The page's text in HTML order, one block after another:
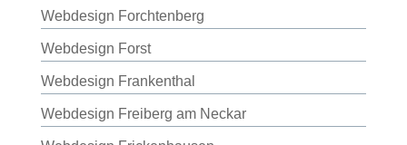
Webdesign Forchtenberg
Webdesign Forst
Webdesign Frankenthal
Webdesign Freiberg am Neckar